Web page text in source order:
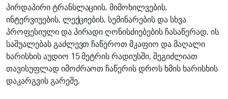
პირდაპირი ტრანსლაციის, მიმოხილვების,
ინტერვიუების, ლექციების, სემინარების და სხვა
პროფესიული და პირადი ღონისძიებების ჩასაწერად. ის
საშუალებას გაძლევთ ჩაწეროთ მკაფიო და მაღალი
ხარისხის აუდიო 15 მეტრის რადიუსში, შეგიძლიათ
თავისუფლად იმოძრაოთ ჩაწერის დროს ხმის ხარისხის
დაკარგვის გარეშე.